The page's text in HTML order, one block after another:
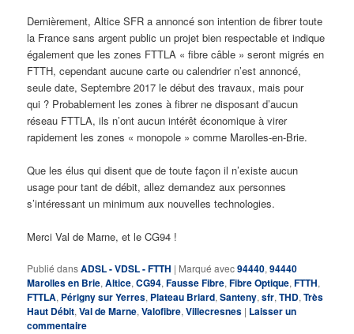
Dernièrement, Altice SFR a annoncé son intention de fibrer toute
la France sans argent public un projet bien respectable et indique
également que les zones FTTLA « fibre câble » seront migrés en
FTTH, cependant aucune carte ou calendrier n’est annoncé,
seule date, Septembre 2017 le début des travaux, mais pour
qui ? Probablement les zones à fibrer ne disposant d’aucun
réseau FTTLA, ils n’ont aucun intérêt économique à virer
rapidement les zones « monopole » comme Marolles-en-Brie.
Que les élus qui disent que de toute façon il n’existe aucun
usage pour tant de débit, allez demandez aux personnes
s’intéressant un minimum aux nouvelles technologies.
Merci Val de Marne, et le CG94 !
Publié dansADSL - VDSL - FTTH | Marqué avec94440,94440
Marolles en Brie,Altice,CG94,Fausse Fibre,Fibre Optique,FTTH,
FTTLA, Périgny sur Yerres, Plateau Briard,Santeny,sfr,THD,Très
Haut Débit,Val de Marne,Valofibre,Villecresnes | Laisser un
commentaire